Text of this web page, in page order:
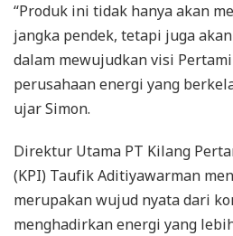
“Produk ini tidak hanya akan
jangka pendek, tetapi juga
dalam mewujudkan visi
perusahaan energi yang
ujar Simon.
Direktur Utama PT Kilang
(KPI) Taufik Aditiyawarman
merupakan wujud nyata dari
menghadirkan energi yang